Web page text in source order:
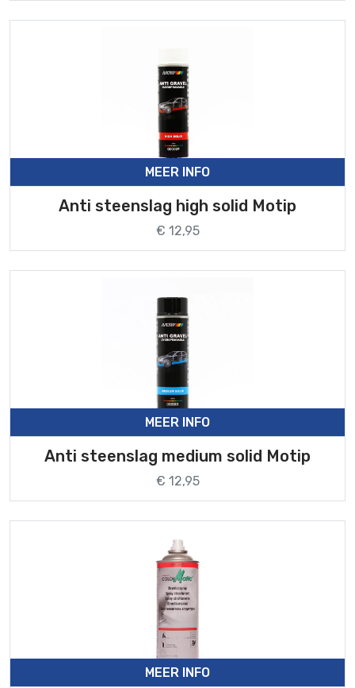
MEER INFO
Anti steenslag high solid Motip
€ 12,95
MEER INFO
Anti steenslag medium solid Motip
€ 12,95
MEER INFO